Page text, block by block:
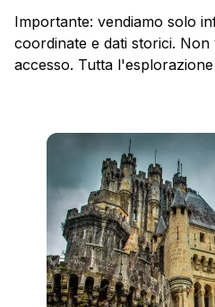
Importante: vendiamo solo
coordinate e dati storici. Non
accesso. Tutta